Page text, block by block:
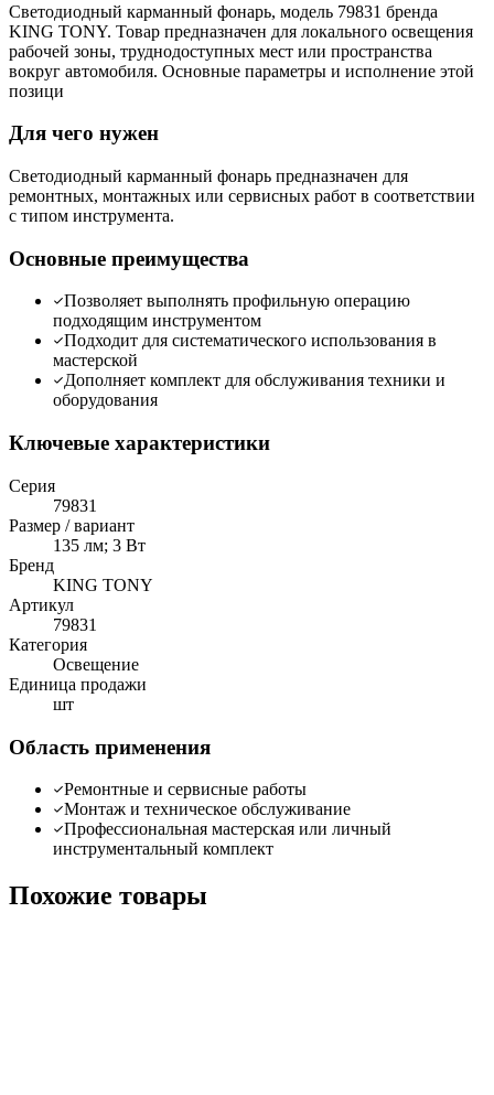
Светодиодный карманный фонарь, модель 79831 бренда
KING TONY. Товар предназначен для локального освещения
рабочей зоны, труднодоступных мест или пространства
вокруг автомобиля. Основные параметры и исполнение этой
позици
Для чего нужен
Светодиодный карманный фонарь предназначен для
ремонтных, монтажных или сервисных работ в соответствии
с типом инструмента.
Основные преимущества
Позволяет выполнять профильную операцию
подходящим инструментом
Подходит для систематического использования в
мастерской
Дополняет комплект для обслуживания техники и
оборудования
Ключевые характеристики
Серия
79831
Размер / вариант
135 лм; 3 Вт
Бренд
KING TONY
Артикул
79831
Категория
Освещение
Единица продажи
шт
Область применения
Ремонтные и сервисные работы
Монтаж и техническое обслуживание
Профессиональная мастерская или личный
инструментальный комплект
Похожие товары